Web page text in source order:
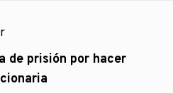
de prisión por hacer